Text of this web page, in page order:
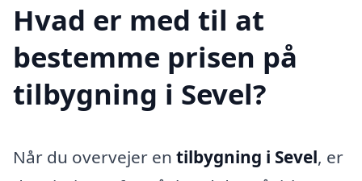
Hvad er med til at
bestemme prisen på
tilbygning i Sevel?
Når du overvejer en tilbygning i Sevel, er